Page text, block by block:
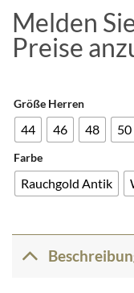
Melden
Preise
Größe Herren
44 46 48 50
Farbe
Rauchgold Antik